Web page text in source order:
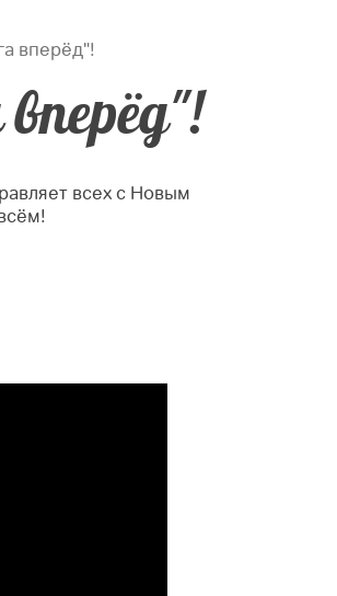
вперёд"!
всех с Новым